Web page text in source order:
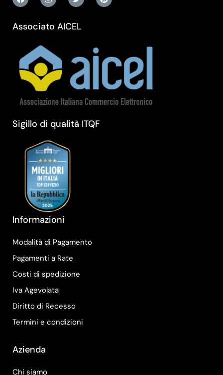
Associato AICEL
Sigillo di qualità ITQF
Informazioni
Modalità di Pagamento
Pagamenti a Rate
Costi di spedizione
Iva Agevolata
Diritto di Recesso
Termini e condizioni
Azienda
Chi siamo